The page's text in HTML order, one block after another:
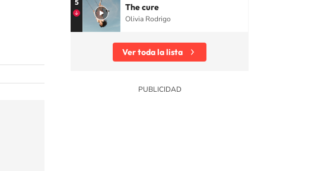
5 The cure
Olivia Rodrigo
Ver toda la lista